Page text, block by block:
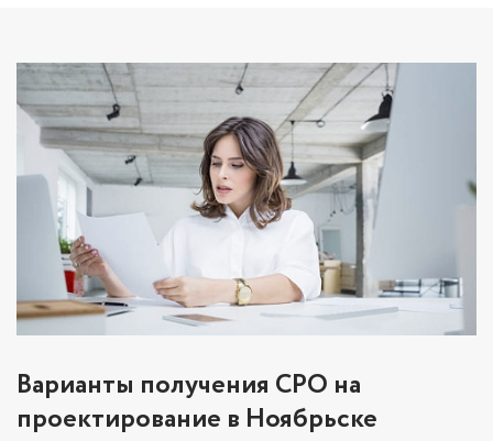
Варианты получения СРО на
проектирование в Ноябрьске